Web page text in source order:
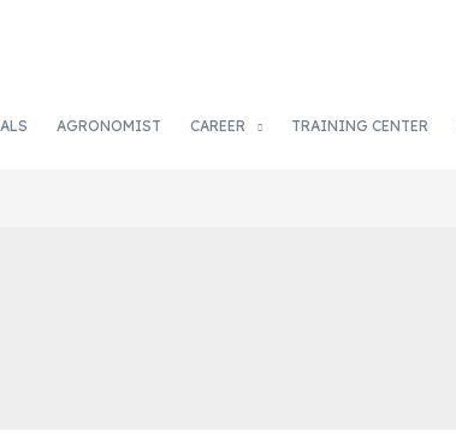
AGRONOMIST CAREER TRAINING CENTER